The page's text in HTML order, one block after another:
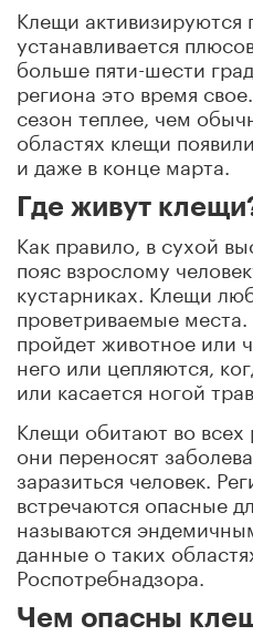
Клещи активизируются
устанавливается
больше пяти-шести
региона это время
сезон теплее, чем
областях клещи
и даже в конце марта.
Где живут
Как правило, в сухой
пояс взрослому
кустарниках. Клещи
проветриваемые
пройдет животное или
него или цепляются,
или касается ногой
Клещи обитают во всех
они переносят
заразиться человек.
встречаются опасные
называются
данные о таких
Роспотребнадзора.
Чем опасны